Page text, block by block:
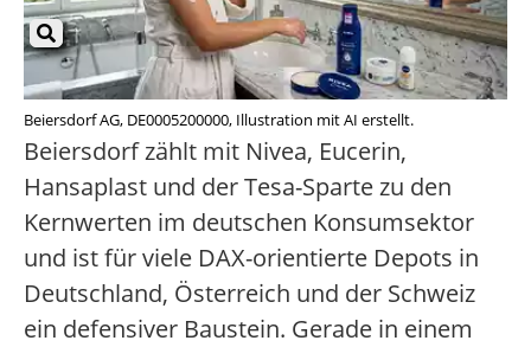
Beiersdorf AG, DE0005200000, Illustration mit AI erstellt.
Beiersdorf zählt mit Nivea, Eucerin,
Hansaplast und der Tesa-Sparte zu den
Kernwerten im deutschen Konsumsektor
und ist für viele DAX-orientierte Depots in
Deutschland, Österreich und der Schweiz
ein defensiver Baustein. Gerade in einem